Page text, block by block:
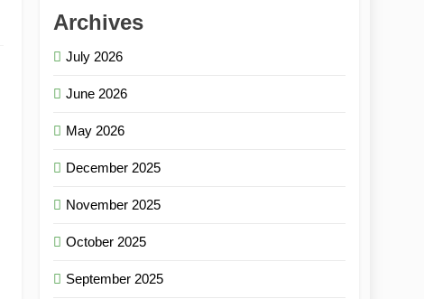
Archives
July 2026
June 2026
May 2026
December 2025
November 2025
October 2025
September 2025